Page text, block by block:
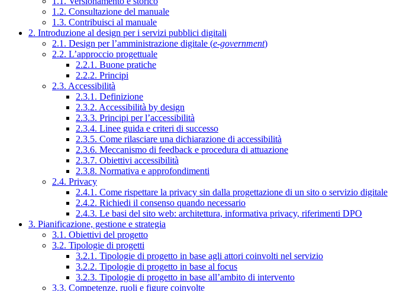
1.2. Consultazione del manuale
1.3. Contribuisci al manuale
2. Introduzione al design per i servizi pubblici digitali
2.1. Design per l’amministrazione digitale (e-government)
2.2. L’approccio progettuale
2.2.1. Buone pratiche
2.2.2. Principi
2.3. Accessibilità
2.3.1. Definizione
2.3.2. Accessibilità by design
2.3.3. Principi per l’accessibilità
2.3.4. Linee guida e criteri di successo
2.3.5. Come rilasciare una dichiarazione di accessibilità
2.3.6. Meccanismo di feedback e procedura di attuazione
2.3.7. Obiettivi accessibilità
2.3.8. Normativa e approfondimenti
2.4. Privacy
2.4.1. Come rispettare la privacy sin dalla progettazione di un sito o servizio digitale
2.4.2. Richiedi il consenso quando necessario
2.4.3. Le basi del sito web: architettura, informativa privacy, riferimenti DPO
3. Pianificazione, gestione e strategia
3.1. Obiettivi del progetto
3.2. Tipologie di progetti
3.2.1. Tipologie di progetto in base agli attori coinvolti nel servizio
3.2.2. Tipologie di progetto in base al focus
3.2.3. Tipologie di progetto in base all’ambito di intervento
3.3. Competenze, ruoli e figure coinvolte